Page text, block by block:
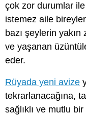
çok zor durumlar
istemez aile
bazı şeylerin
ve yaşanan
eder.
Rüyada yeni avize
tekrarlanacağına,
sağlıklı ve mutlu